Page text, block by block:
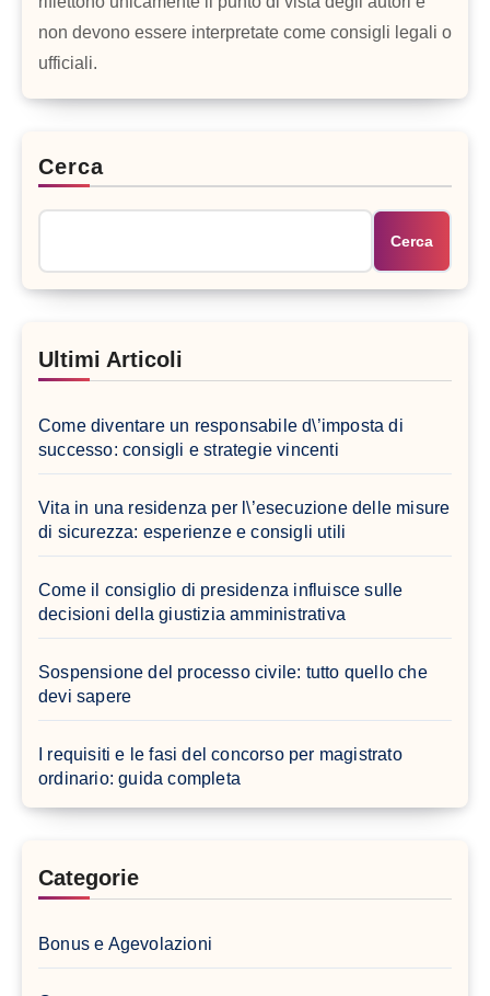
non devono essere interpretate come consigli legali o
ufficiali.
Cerca
Cerca
Ultimi Articoli
Come diventare un responsabile d\’imposta di
successo: consigli e strategie vincenti
Vita in una residenza per l\’esecuzione delle misure
di sicurezza: esperienze e consigli utili
Come il consiglio di presidenza influisce sulle
decisioni della giustizia amministrativa
Sospensione del processo civile: tutto quello che
devi sapere
I requisiti e le fasi del concorso per magistrato
ordinario: guida completa
Categorie
Bonus e Agevolazioni